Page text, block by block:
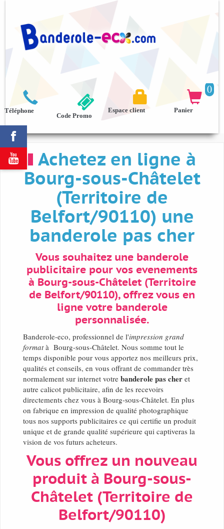



Téléphone
0

Panier

Espace client
Code Promo
Achetez en ligne à
Bourg-sous-Châtelet
(Territoire de
Belfort/90110) une
banderole pas cher
Vous souhaitez une banderole
publicitaire pour vos evenements
à Bourg-sous-Châtelet (Territoire
de Belfort/90110), offrez vous en
ligne votre banderole
personnalisée.
Banderole-eco, professionnel de l'impression grand
formatà Bourg-sous-Châtelet. Nous somme tout le
temps disponible pour vous apportez nos meilleurs prix,
qualités et conseils, en vous offrant de commander très
normalement sur internet votre banderole pas cher et
autre calicot publicitaire, afin de les recevoirs
directements chez vous à Bourg-sous-Châtelet. En plus
on fabrique en impression de qualité photographique
tous nos supports publicitaires ce qui certifie un produit
unique et de grande qualité supérieure qui captiveras la
vision de vos futurs acheteurs.
Vous offrez un nouveau
produit à Bourg-sous-
Châtelet (Territoire de
Belfort/90110)